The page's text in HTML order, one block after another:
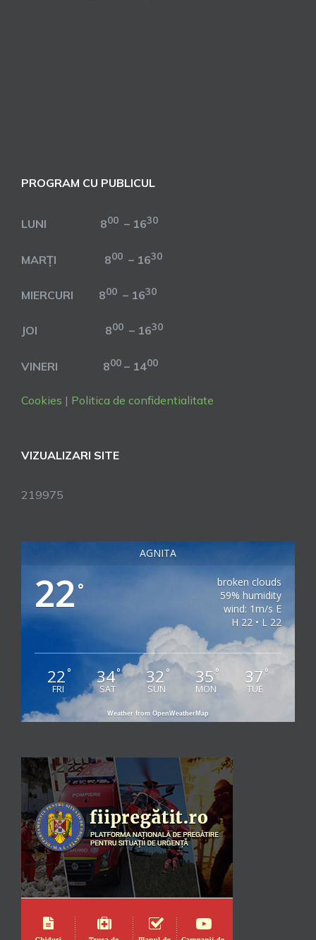
PROGRAM CU PUBLICUL
LUNI 800 – 1630
MARȚI 800 – 1630
MIERCURI 800 – 1630
JOI 800 – 1630
VINERI 800 – 1400
Cookies | Politica de confidentialitate
VIZUALIZARI SITE
219975
AGNITA
22 °
broken clouds
59% humidity
wind: 1m/s E
H 22 • L 22
22°
FRI
34°
SAT
32°
SUN
35 °
MON
37 °
TUE
Weather from OpenWeatherMap